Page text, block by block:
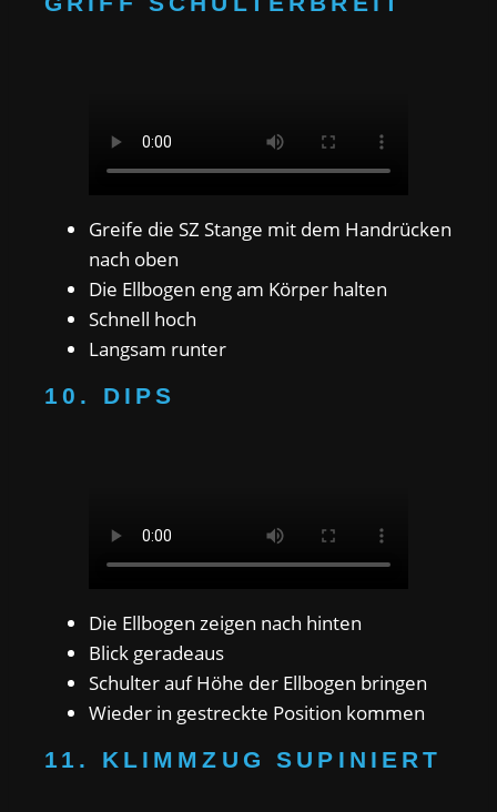
Greife die SZ Stange mit dem Handrücken
nach oben
Die Ellbogen eng am Körper halten
Schnell hoch
Langsam runter
10. DIPS
Die Ellbogen zeigen nach hinten
Blick geradeaus
Schulter auf Höhe der Ellbogen bringen
Wieder in gestreckte Position kommen
11. KLIMMZUG SUPINIERT